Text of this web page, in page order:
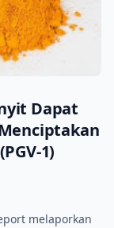
Dapat
1)
melaporkan